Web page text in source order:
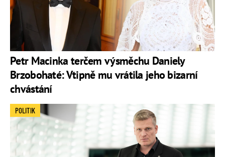
Petr Macinka terčem výsměchu Daniely
Brzobohaté: Vtipně mu vrátila jeho bizarní
chvástání
POLITIK